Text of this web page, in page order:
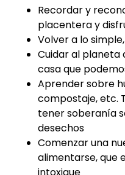
Recordar y
placentera y
Volver a lo
Cuidar al planeta
casa que
Aprender sobre
compostaje, etc.
tener soberanía
desechos
Comenzar una
alimentarse, que